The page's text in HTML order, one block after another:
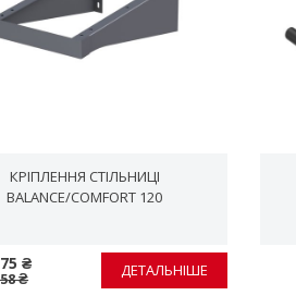
КРІПЛЕННЯ СТІЛЬНИЦІ
BALANCE/COMFORT 120
₴
₴ ДЕТАЛЬНІШЕ